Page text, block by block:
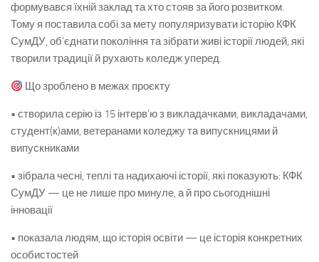
формувався їхній заклад та хто стояв за його розвитком.
Тому я поставила собі за мету популяризувати історію КФК
СумДУ, об’єднати покоління та зібрати живі історії людей, які
творили традиції й рухають коледж уперед.
Що зроблено в межах проєкту
• створила серію із 15 інтерв’ю з викладачками, викладачами,
студент(к)ами, ветеранами коледжу та випускницями й
випускниками
• зібрала чесні, теплі та надихаючі історії, які показують: КФК
СумДУ — це не лише про минуле, а й про сьогоднішні
інновації
• показала людям, що історія освіти — це історія конкретних
особистостей